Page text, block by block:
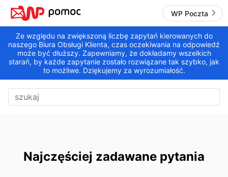
WP Poczta
Ze względu na zwiększoną liczbę zapytań kierowanych do
naszego Biura Obsługi Klienta, czas oczekiwania na odpowiedź
może być dłuższy. Zapewniamy, że dokładamy wszelkich
starań, by każde zapytanie zostało rozwiązane tak szybko, jak
to możliwe. Dziękujemy za wyrozumiałość.
Najczęściej zadawane pytania